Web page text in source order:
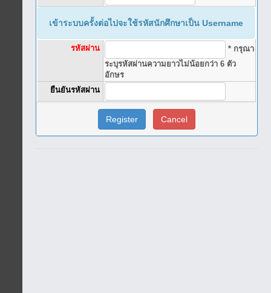
เข้าระบบครั้งต่อไปจะใช้รหัสนักศึกษาเป็น Username
รหัสผ่าน
* กรุณา
ระบุรหัสผ่านความยาวไม่น้อยกว่า 6 ตัว
อักษร
ยืนยันรหัสผ่าน